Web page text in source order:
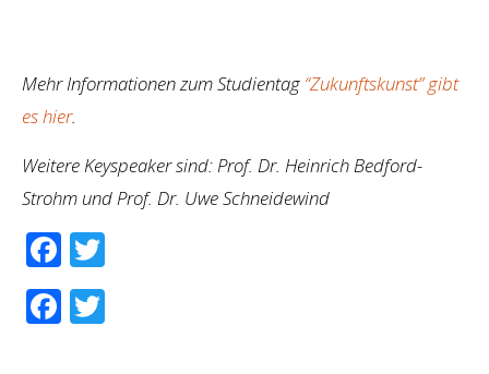
Mehr Informationen zum Studientag “Zukunftskunst” gibt
es hier.
Weitere Keyspeaker sind: Prof. Dr. Heinrich Bedford-
Strohm und Prof. Dr. Uwe Schneidewind
Facebook
Facebook